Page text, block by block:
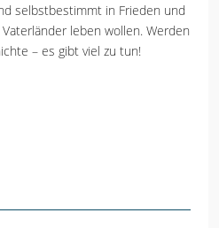
selbstbestimmt in Frieden und
leben wollen. Werden
– es gibt viel zu tun!